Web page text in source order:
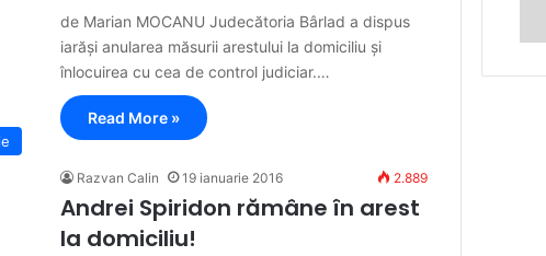
de Marian MOCANU Judecătoria Bârlad a dispus
iarăși anularea măsurii arestului la domiciliu și
înlocuirea cu cea de control judiciar.…
Read More »
Razvan Calin 19 ianuarie 2016 2.889
Andrei Spiridon rămâne în arest
la domiciliu!